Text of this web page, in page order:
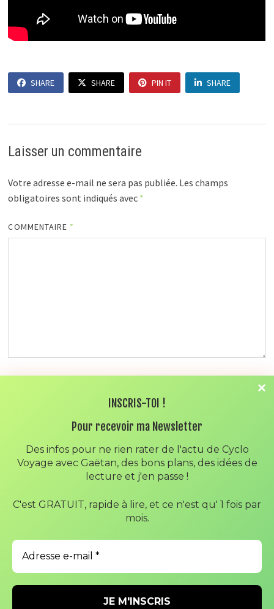
INSCRIS-TOI !
Pour recevoir ma Newsletter
Des infos pour ne rien rater de l'actu de Cyclo
Voyage avec Gaëtan, des bons plans, des idées de
lecture et j'en passe !
C'est GRATUIT, rapide à lire, et ce n'est qu' 1 fois par
mois.
SHARE SHARE PIN IT SHARE
Laisser un commentaire
Votre adresse e-mail ne sera pas publiée. Les champs
obligatoires sont indiqués avec *
COMMENTAIRE *
ENREGISTRER MON NOM, MON E-MAIL ET MON SITE DANS